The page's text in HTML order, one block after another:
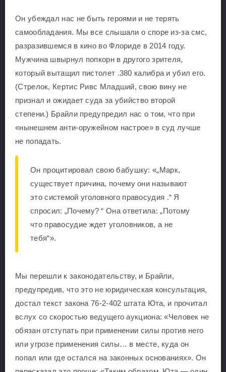
Он убеждал нас не быть героями и не терять
самообладания. Мы все слышали о споре из-за смс,
разразившемся в кино во Флориде в 2014 году.
Мужчина швырнул попкорн в другого зрителя,
который вытащил пистолет .380 калибра и убил его.
(Стрелок, Кертис Ривс Младший, свою вину не
признал и ожидает суда за убийство второй
степени.) Брайли предупредил нас о том, что при
«нынешнем анти-оружейном настрое» в суд лучше
не попадать.
Он процитировал свою бабушку: «„Марк,
существует причина, почему они называют
это системой уголовного правосудия .“ Я
спросил: „Почему? “ Она ответила: „Потому
что правосудие ждет уголовников, а не
тебя“».
Мы перешли к законодательству, и Брайли,
предупредив, что это не юридическая консультация,
достал текст закона 76-2-402 штата Юта, и прочитал
вслух со скоростью ведущего аукциона: «Человек не
обязан отступать при применении силы против него
или угрозе применения силы… в месте, куда он
попал или где остался на законных основаниях». Он